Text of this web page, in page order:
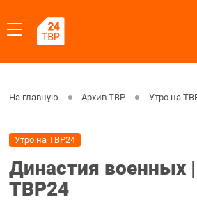
На главную Архив ТВР Утро на
Утро на ТВР24
Династия военных
ТВР24